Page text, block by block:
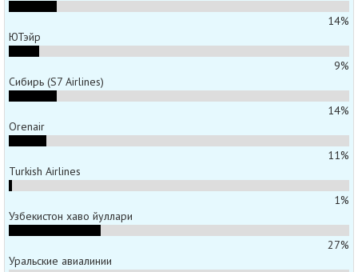
14%
ЮТэйр
9%
Сибирь (S7 Airlines)
14%
Orenair
11%
Turkish Airlines
1%
Узбекистон хаво йуллари
27%
Уральские авиалинии